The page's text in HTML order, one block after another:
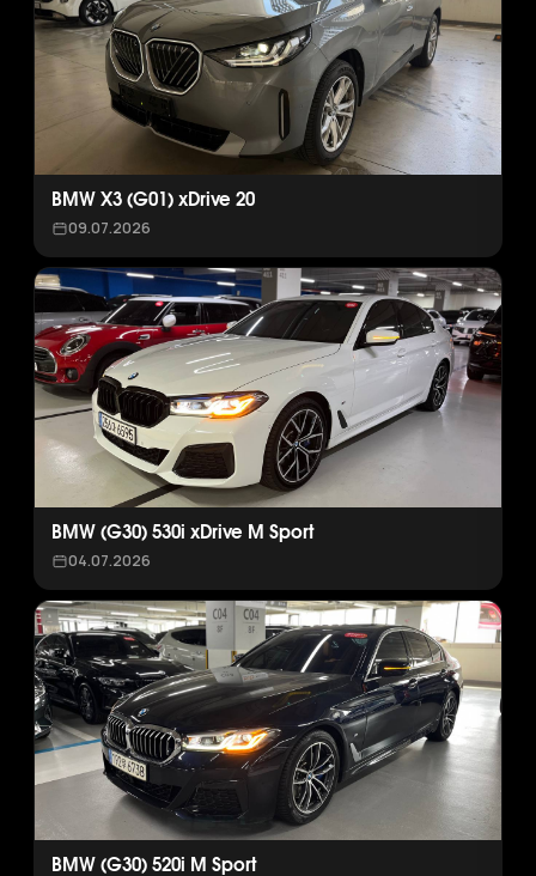
BMW X3 (G01) xDrive 20
09.07.2026
BMW (G30) 530i xDrive M Sport
04.07.2026
BMW (G30) 520i M Sport